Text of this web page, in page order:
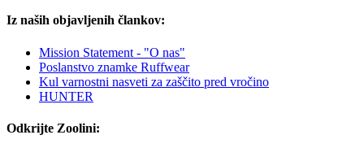
Iz naših objavljenih člankov:
Mission Statement - "O nas"
Poslanstvo znamke Ruffwear
Kul varnostni nasveti za zaščito pred vročino
HUNTER
Odkrijte Zoolini: